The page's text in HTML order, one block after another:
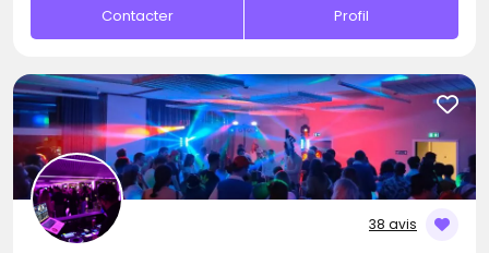
Contacter Profil
38 avis